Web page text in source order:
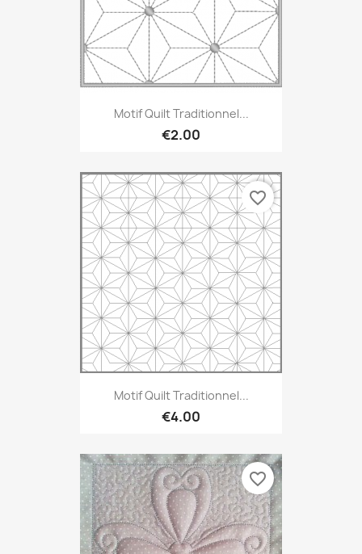
Motif Quilt Traditionnel...
€2.00
Motif Quilt Traditionnel...
€4.00
favorite_border
favorite_border